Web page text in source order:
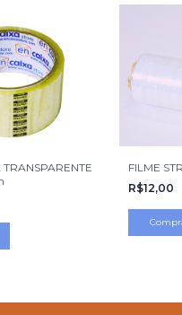
TRANSPARENTE
FILME
R$12,00